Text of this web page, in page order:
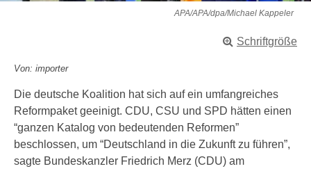
APA/APA/dpa/Michael Kappeler
Schriftgröße
Von: importer
Die deutsche Koalition hat sich auf ein umfangreiches
Reformpaket geeinigt. CDU, CSU und SPD hätten einen
“ganzen Katalog von bedeutenden Reformen”
beschlossen, um “Deutschland in die Zukunft zu führen”,
sagte Bundeskanzler Friedrich Merz (CDU) am